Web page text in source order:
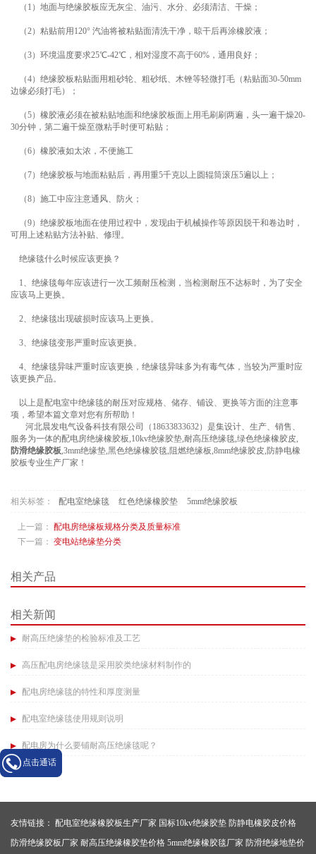
（1）地面与绝缘胶板应无灰尘、油污、水分、必须清洁、干燥；
（2）粘贴前用120° 汽油将被粘贴面清洗干净，晾干后再涂橡胶液；
（3）环境温度要求25℃-42℃，相对湿度不高于60%，通用良好；
（4）绝缘胶板粘贴面用粗砂轮、粗砂纸、木锉等轻微打毛（粘贴面30-50mm
边缘必须打毛）；
（5）橡胶液必须在被粘贴地面和绝缘胶板面上用毛刷刷两遍，头一遍干燥20-
30分钟，第二遍干燥至微粘手时便可粘贴；
（6）橡胶液如太浓，不便施工
（7）绝缘胶板与地面粘贴后，再用重5千克以上圆辊筒滚压5遍以上；
（8）施工中应注意通风、防火；
（9）绝缘胶板地面在使用过程中，发现由于机械操作等原因脱干和卷边时，
可用上述粘贴方法补贴、修理。
绝缘毯什么时候应该更换？
1、绝缘毯每年应该进行一次工频耐压检测，当检测耐压不达标时，为了安全
应该马上更换。
2、绝缘毯出现破损时应该马上更换。
3、绝缘毯变形严重时应该更换。
4、绝缘毯异味严重时应该更换，绝缘毯异味多为有毒气体，当较为严重时应
该更换产品。
以上是配电室中绝缘毯的耐压对应规格、储存、铺设、更换等方面的注意事
项，希望本篇文章对您有所帮助！
河北晨发电气设备科技有限公司（18633833632）是集设计、生产、销售、
服务为一体的配电房绝缘橡胶板,10kv绝缘胶垫,耐高压绝缘毯,绿色绝缘橡胶皮,
防滑绝缘胶板,3mm绝缘垫,黑色绝缘橡胶毯,阻燃绝缘板,8mm绝缘胶皮,防静电橡
胶板专业生产厂家！
相关标签： 配电室绝缘毯 红色绝缘橡胶垫 5mm绝缘胶板
上一篇： 配电房绝缘板规格分类及质量标准​
下一篇： 变电站绝缘垫分类
相关产品
相关新闻
耐高压绝缘垫的检验标准及工艺​
高压配电房绝缘毯是采用胶类绝缘材料制作的​
配电房绝缘毯的特性和厚度测量​
配电室绝缘毯使用规则说明​
配电房为什么要铺耐高压绝缘毯呢？​
友情链接： 配电室绝缘橡胶板生产厂家 国标10kv绝缘胶垫 防静电橡胶皮价格
防滑绝缘胶板厂家 耐高压绝缘橡胶垫价格 5mm绝缘橡胶毯厂家 防滑绝缘地垫价
点击通话